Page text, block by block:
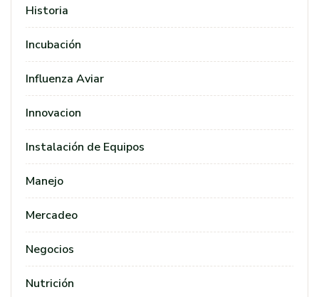
Historia
Incubación
Influenza Aviar
Innovacion
Instalación de Equipos
Manejo
Mercadeo
Negocios
Nutrición